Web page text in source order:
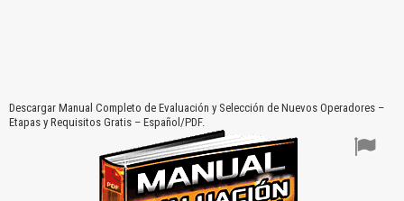
Descargar Manual Completo de Evaluación y Selección de Nuevos Operadores –
Etapas y Requisitos Gratis – Español/PDF.